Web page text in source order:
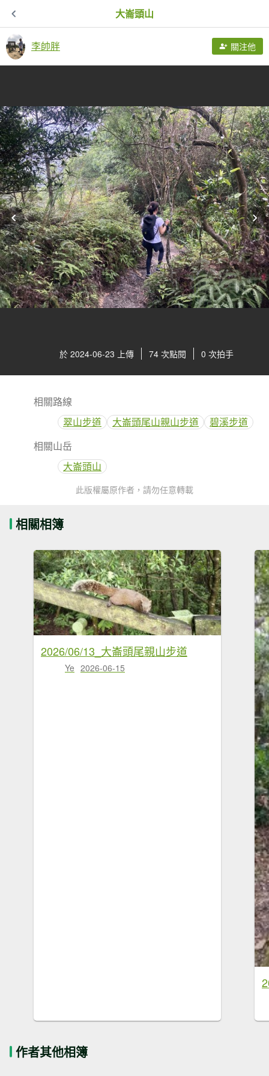
大崙頭山
李帥胖 關注他
於 2024-06-23 上傳 74 次點閱 0 次拍手
相關路線
翠山步道
大崙頭尾山親山步道
碧溪步道
相關山岳
大崙頭山
此版權屬原作者，請勿任意轉載
相關相簿
2026/06/13_大崙頭尾親山步道
Ye 2026-06-15
作者其他相簿